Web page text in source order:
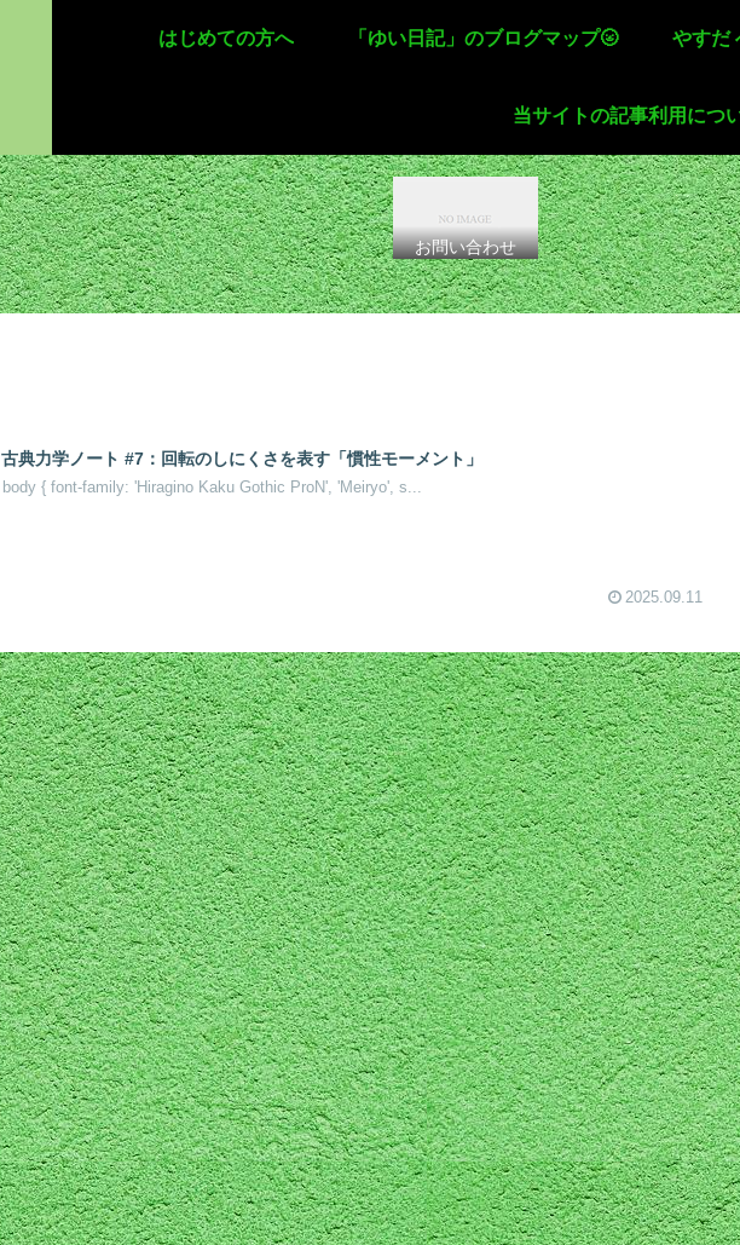
はじめての方へ 「ゆい日記」のブログマップ🌝 やすだ
当サイトの記事利用につ
お問い合わせ
古典力学ノート #7：回転のしにくさを表す「慣性モーメント」
body { font-family: 'Hiragino Kaku Gothic ProN', 'Meiryo', s...
2025.09.11